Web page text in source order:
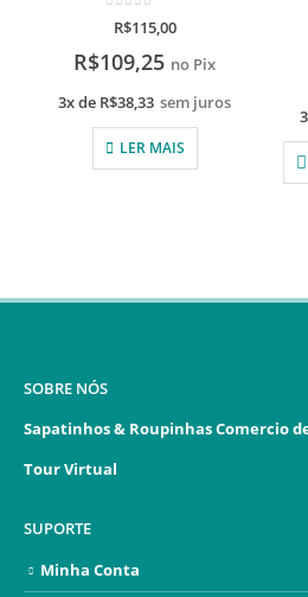
de 5
R$115,00
R$109,25 no Pix
3x de R$38,33 sem juros
LER MAIS
SOBRE NÓS
Sapatinhos & Roupinhas Comercio
Tour Virtual
SUPORTE
Minha Conta